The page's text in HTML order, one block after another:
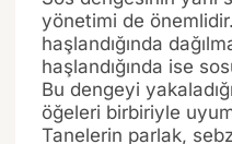
yönetimi de
haşlandığında
haşlandığında ise
Bu dengeyi
öğeleri birbiriyle
Tanelerin parlak,